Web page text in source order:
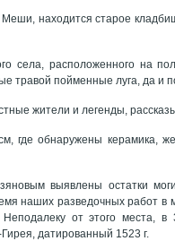
находится старое
села, расположенного на
травой пойменные луга, да и
жители и легенды,
где обнаружены керамика,
выявлены остатки
наших разведочных работ в
от этого места, в
датированный 1523 г.